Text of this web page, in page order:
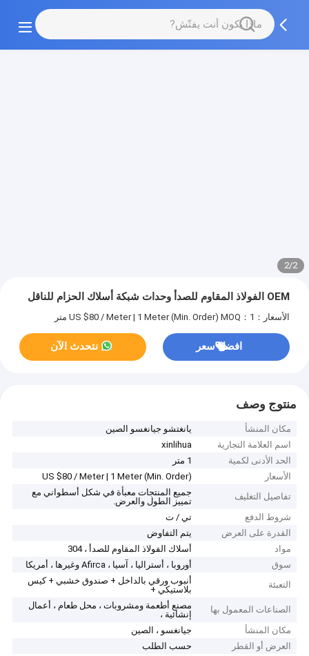
2/2
OEM الفولاذ المقاوم للصدأ وحدات شبكة أسلاك الحزام للناقل
الأسعار：US $80 / Meter | 1 Meter (Min. Order) MOQ：1 متر
افضل سعر نتحدث الآن
منتوج وصف
مكان المنشأ
يانغتشو جيانغسو الصين
اسم العلامة التجارية
xinlihua
الحد الأدنى لكمية
1 متر
الأسعار
US $80 / Meter | 1 Meter (Min. Order)
تفاصيل التغليف
جميع المنتجات معبأة في شكل أسطواني مع
تمييز الطول والعرض.
شروط الدفع
تي / ت
القدرة على العرض
يتم التفاوض
مواد
أسلاك الفولاذ المقاوم للصدأ ، 304
سوق
أوروبا ، أستراليا ، آسيا ، Afirca وغيرها ، أمريكا
التعبئة
أنبوب ورقي بالداخل + صندوق خشبي + كيس
بلاستيكي +
الصناعات المعمول بها
مصنع أطعمة ومشروبات ، محل طعام ، أعمال
إنشائية ،
مكان المنشأ
جيانغسو ، الصين
العرض أو القطر
حسب الطلب